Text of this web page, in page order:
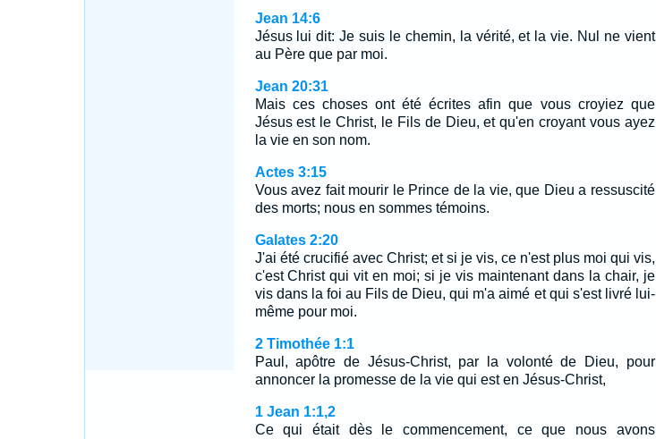
Jean 14:6
Jésus lui dit: Je suis le chemin, la vérité, et la vie. Nul ne vient
au Père que par moi.
Jean 20:31
Mais ces choses ont été écrites afin que vous croyiez que
Jésus est le Christ, le Fils de Dieu, et qu'en croyant vous ayez
la vie en son nom.
Actes 3:15
Vous avez fait mourir le Prince de la vie, que Dieu a ressuscité
des morts; nous en sommes témoins.
Galates 2:20
J'ai été crucifié avec Christ; et si je vis, ce n'est plus moi qui vis,
c'est Christ qui vit en moi; si je vis maintenant dans la chair, je
vis dans la foi au Fils de Dieu, qui m'a aimé et qui s'est livré lui-
même pour moi.
2 Timothée 1:1
Paul, apôtre de Jésus-Christ, par la volonté de Dieu, pour
annoncer la promesse de la vie qui est en Jésus-Christ,
1 Jean 1:1,2
Ce qui était dès le commencement, ce que nous avons